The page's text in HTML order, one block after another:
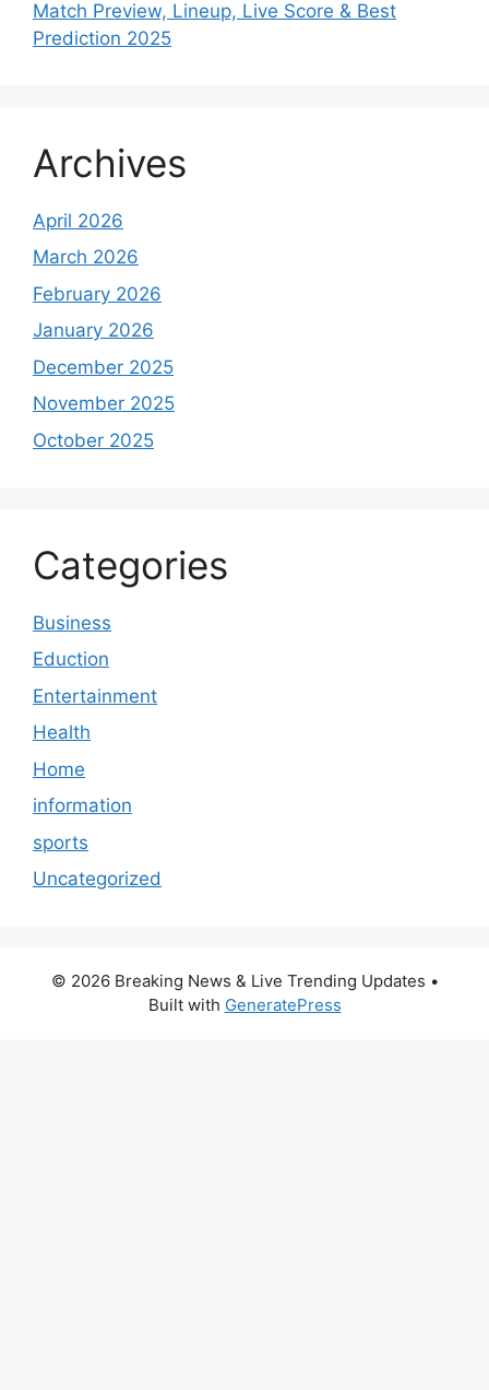
Match Preview, Lineup, Live Score & Best
Prediction 2025
Archives
April 2026
March 2026
February 2026
January 2026
December 2025
November 2025
October 2025
Categories
Business
Eduction
Entertainment
Health
Home
information
sports
Uncategorized
© 2026 Breaking News & Live Trending Updates •
Built with GeneratePress